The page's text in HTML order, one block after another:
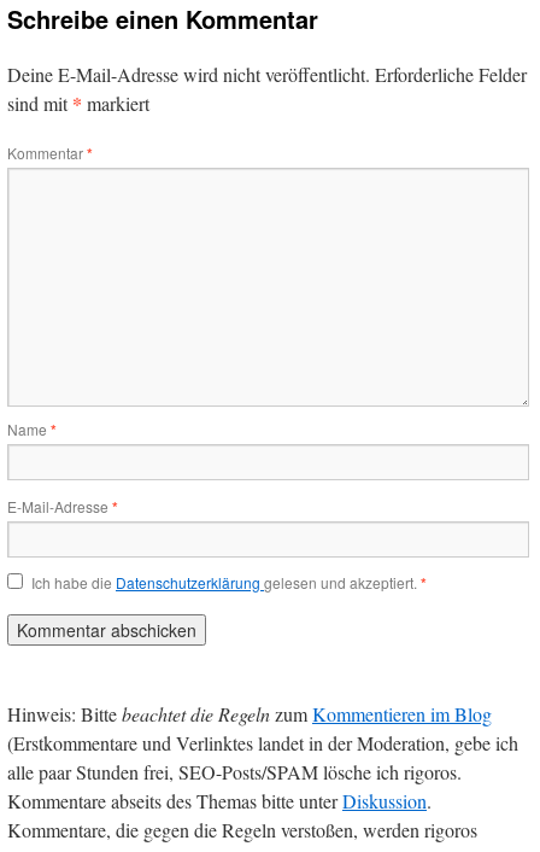
Schreibe einen Kommentar
Deine E-Mail-Adresse wird nicht veröffentlicht. Erforderliche Felder
sind mit* markiert
Kommentar*
Name *
E-Mail-Adresse *
Ich habe die Datenschutzerklärung gelesen und akzeptiert. *
Hinweis: Bittebeachtet die RegelnzumKommentieren im Blog
(Erstkommentare und Verlinktes landet in der Moderation, gebe ich
alle paar Stunden frei, SEO-Posts/SPAM lösche ich rigoros.
Kommentare abseits des Themas bitte unterDiskussion.
Kommentare, die gegen die Regeln verstoßen, werden rigoros